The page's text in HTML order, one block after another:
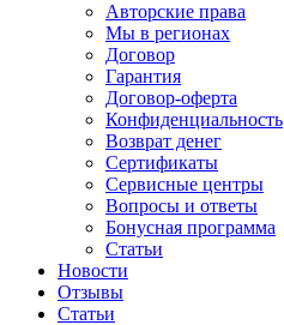
Авторские права
Мы в регионах
Договор
Гарантия
Договор-оферта
Конфиденциальность
Возврат денег
Сертификаты
Сервисные центры
Вопросы и ответы
Бонусная программа
Статьи
Новости
Отзывы
Статьи